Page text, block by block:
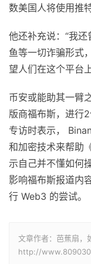
数美国人将使用推
他还补充说：“我
鱼等一切诈骗形式
望人们在这个平台
币安或能助其一臂
版商福布斯，进行
专访时表示，
和加密技术来帮助
示自己并不懂如何
影响福布斯报道内
行 Web3 的尝试。
文章作者：芭蕉扇，
http://